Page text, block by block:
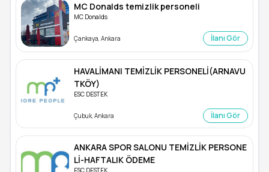
MC Donalds temizlik personeli
MC Donalds
Çankaya, Ankara İlanı Gör
HAVALİMANI TEMİZLİK PERSONELİ(ARNAVU
TKÖY)
ESC DESTEK
Çubuk, Ankara İlanı Gör
ANKARA SPOR SALONU TEMİZLİK PERSONE
Lİ-HAFTALIK ÖDEME
ESC DESTEK